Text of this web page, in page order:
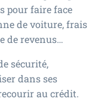
pour faire face
de voiture, frais
de revenus…
sécurité,
dans ses
au crédit.